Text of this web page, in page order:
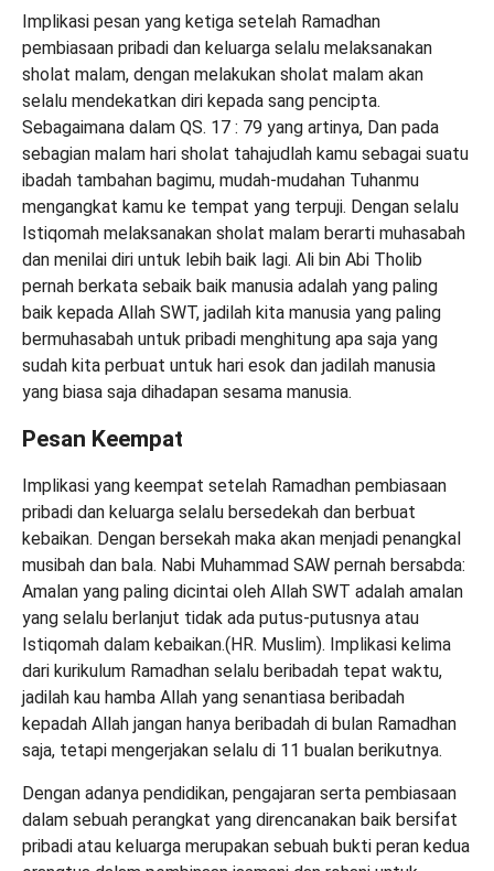
Implikasi pesan yang ketiga setelah Ramadhan
pembiasaan pribadi dan keluarga selalu melaksanakan
sholat malam, dengan melakukan sholat malam akan
selalu mendekatkan diri kepada sang pencipta.
Sebagaimana dalam QS. 17 : 79 yang artinya, Dan pada
sebagian malam hari sholat tahajudlah kamu sebagai suatu
ibadah tambahan bagimu, mudah-mudahan Tuhanmu
mengangkat kamu ke tempat yang terpuji. Dengan selalu
Istiqomah melaksanakan sholat malam berarti muhasabah
dan menilai diri untuk lebih baik lagi. Ali bin Abi Tholib
pernah berkata sebaik baik manusia adalah yang paling
baik kepada Allah SWT, jadilah kita manusia yang paling
bermuhasabah untuk pribadi menghitung apa saja yang
sudah kita perbuat untuk hari esok dan jadilah manusia
yang biasa saja dihadapan sesama manusia.
Pesan Keempat
Implikasi yang keempat setelah Ramadhan pembiasaan
pribadi dan keluarga selalu bersedekah dan berbuat
kebaikan. Dengan bersekah maka akan menjadi penangkal
musibah dan bala. Nabi Muhammad SAW pernah bersabda:
Amalan yang paling dicintai oleh Allah SWT adalah amalan
yang selalu berlanjut tidak ada putus-putusnya atau
Istiqomah dalam kebaikan.(HR. Muslim). Implikasi kelima
dari kurikulum Ramadhan selalu beribadah tepat waktu,
jadilah kau hamba Allah yang senantiasa beribadah
kepadah Allah jangan hanya beribadah di bulan Ramadhan
saja, tetapi mengerjakan selalu di 11 bualan berikutnya.
Dengan adanya pendidikan, pengajaran serta pembiasaan
dalam sebuah perangkat yang direncanakan baik bersifat
pribadi atau keluarga merupakan sebuah bukti peran kedua